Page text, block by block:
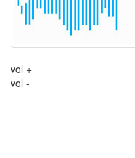
vol +
vol -